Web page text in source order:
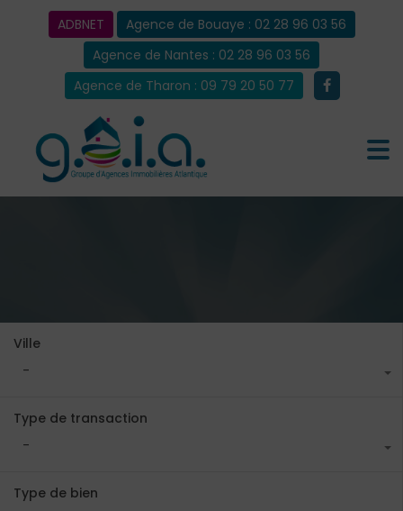
ADBNET
Agence de Bouaye : 02 28 96 03 56
Agence de Nantes : 02 28 96 03 56
Agence de Tharon : 09 79 20 50 77
Ville
-
Type de transaction
-
Type de bien